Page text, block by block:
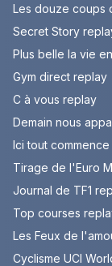
Les douze coups
Secret Story
Plus belle la vie
Gym direct replay
C à vous replay
Demain nous
Ici tout
Tirage de l'Euro
Journal de TF1
Top courses
Les Feux de
Cyclisme UCI